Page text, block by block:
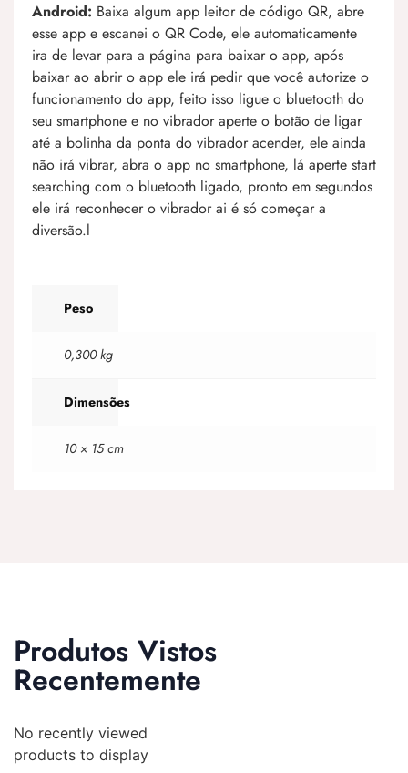
Android: Baixa algum app leitor de código QR, abre
esse app e escanei o QR Code, ele automaticamente
ira de levar para a página para baixar o app, após
baixar ao abrir o app ele irá pedir que você autorize o
funcionamento do app, feito isso ligue o bluetooth do
seu smartphone e no vibrador aperte o botão de ligar
até a bolinha da ponta do vibrador acender, ele ainda
não irá vibrar, abra o app no smartphone, lá aperte start
searching com o bluetooth ligado, pronto em segundos
ele irá reconhecer o vibrador ai é só começar a
diversão.l
Peso
0,300 kg
Dimensões
10 × 15 cm
Produtos Vistos
Recentemente
No recently viewed
products to display